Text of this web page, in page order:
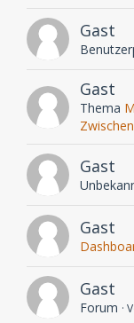
Gast
Gast
Thema
Gast
Gast
Gast
Forum